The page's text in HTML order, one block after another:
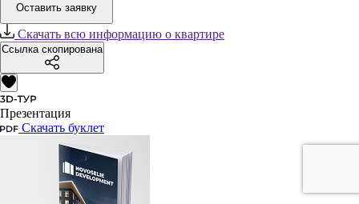
Оставить заявку
Скачать всю информацию о квартире
Ссылка скопирована
Презентация
Скачать буклет